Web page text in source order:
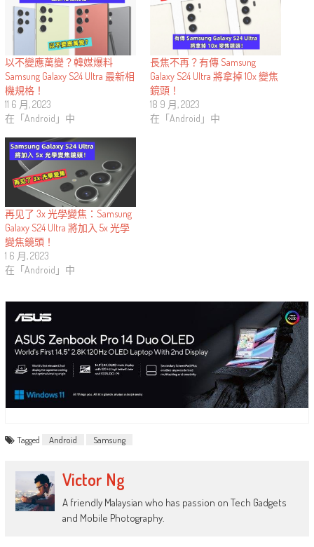
以不變應萬變？韓媒爆料
Samsung Galaxy S24 Ultra 最新相
機規格！
11 6 月, 2023
在「Android」中
長焦不再？有傳 Samsung
Galaxy S24 Ultra 將拿掉 10x 變焦
鏡頭！
18 9 月, 2023
在「Android」中
再见了 3x 光學變焦：Samsung
Galaxy S24 Ultra 將加入 5x 光學
變焦鏡頭！
1 6 月, 2023
在「Android」中
Tagged Android Samsung
Victor Ng
A friendly Malaysian who has passion on Tech Gadgets
and Mobile Photography.